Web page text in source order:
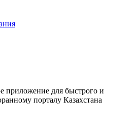
приложение для быстрого и
порталу Казахстана